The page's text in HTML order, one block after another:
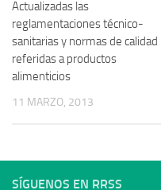
Actualizadas las
reglamentaciones técnico-
sanitarias y normas de calidad
referidas a productos
alimenticios
11 MARZO, 2013
SÍGUENOS EN RRSS